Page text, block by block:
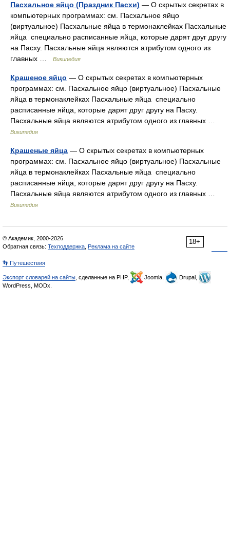
Пасхальное яйцо (Праздник Пасхи) — О скрытых секретах в
компьютерных программах: см. Пасхальное яйцо
(виртуальное) Пасхальные яйца в термонаклейках Пасхальные
яйца специально расписанные яйца, которые дарят друг другу
на Пасху. Пасхальные яйца являются атрибутом одного из
главных …
Википедия
Крашеное яйцо — О скрытых секретах в компьютерных
программах: см. Пасхальное яйцо (виртуальное) Пасхальные
яйца в термонаклейках Пасхальные яйца специально
расписанные яйца, которые дарят друг другу на Пасху.
Пасхальные яйца являются атрибутом одного из главных …
Википедия
Крашеные яйца — О скрытых секретах в компьютерных
программах: см. Пасхальное яйцо (виртуальное) Пасхальные
яйца в термонаклейках Пасхальные яйца специально
расписанные яйца, которые дарят друг другу на Пасху.
Пасхальные яйца являются атрибутом одного из главных …
Википедия
18+
© Академик, 2000-2026
Обратная связь: Техподдержка Реклама на сайте
👣 Путешествия
Экспорт словарей на сайты , сделанные на PHP, Joomla,
Drupal,
WordPress, MODx.